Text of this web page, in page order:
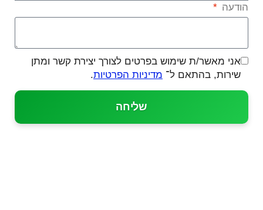
הודעה
אני מאשר/ת שימוש בפרטים לצורך יצירת קשר ומתן
שירות, בהתאם ל־ מדיניות הפרטיות.
שליחה